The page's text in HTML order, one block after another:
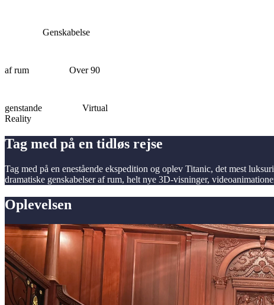
Genskabelse
af rum Over 90
genstande
Virtual
Reality
Tag med på en tidløs rejse
Tag med på en enestående ekspedition og oplev Titanic, det mest
dramatiske genskabelser af rum, helt nye 3D-visninger,
Oplevelsen